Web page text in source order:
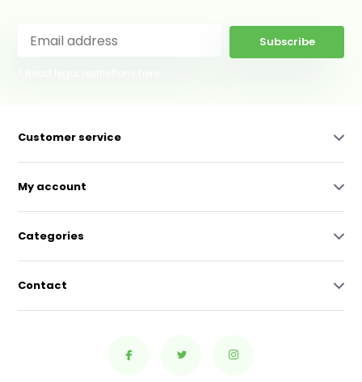
Subscribe
Customer service
My account
Categories
Contact